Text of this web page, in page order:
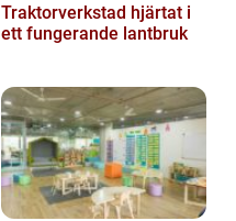
Traktorverkstad hjärtat i
ett fungerande lantbruk